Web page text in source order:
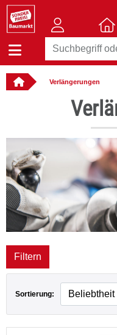
Verlängerungen
online bestellbar
Filtern
Sortierung: